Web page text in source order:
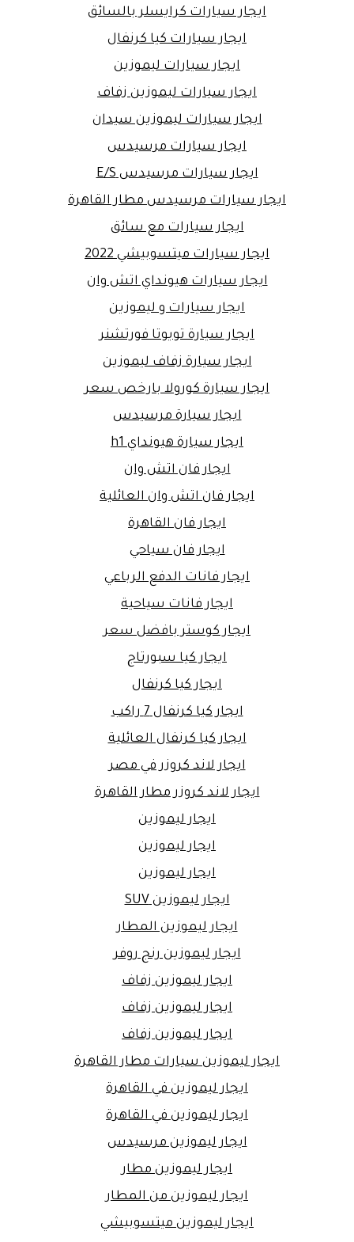
ايجار سيارات كرايسلر بالسائق
ايجار سيارات كيا كرنفال
ايجار سيارات ليموزين
ايجار سيارات ليموزين زفاف
ايجار سيارات ليموزين سيدان
ايجار سيارات مرسيدس
ايجار سيارات مرسيدس E/S
ايجار سيارات مرسيدس مطار القاهرة
ايجار سيارات مع سائق
ايجار سيارات ميتسوبيشي 2022
ايجار سيارات هيونداي اتش وان
ايجار سيارات و ليموزين
ايجار سيارة تويوتا فورتشنر
ايجار سيارة زفاف ليموزين
ايجار سيارة كورولا بارخص سعر
ايجار سيارة مرسيدس
ايجار سيارة هيونداي h1
ايجار فان اتش وان
ايجار فان اتش وان العائلية
ايجار فان القاهرة
ايجار فان سياحي
ايجار فانات الدفع الرباعي
ايجار فانات سياحية
ايجار كوستر بافضل سعر
ايجار كيا سبورتاج
ايجار كيا كرنفال
ايجار كيا كرنفال 7 راكب
ايجار كيا كرنفال العائلية
ايجار لاند كروزر في مصر
ايجار لاند كروزر مطار القاهرة
ايجار ليموزين
ايجار ليموزين
ايجار ليموزين
ايجار ليموزين SUV
ايجار ليموزين المطار
ايجار ليموزين رنج روفر
ايجار ليموزين زفاف
ايجار ليموزين زفاف
ايجار ليموزين زفاف
ايجار ليموزين سيارات مطار القاهرة
ايجار ليموزين في القاهرة
ايجار ليموزين في القاهرة
ايجار ليموزين مرسيدس
ايجار ليموزين مطار
ايجار ليموزين من المطار
ايجار ليموزين ميتسوبيشي